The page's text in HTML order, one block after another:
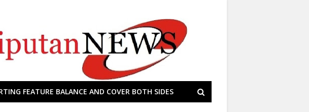
FEATURE BALANCE AND COVER BOTH SIDES